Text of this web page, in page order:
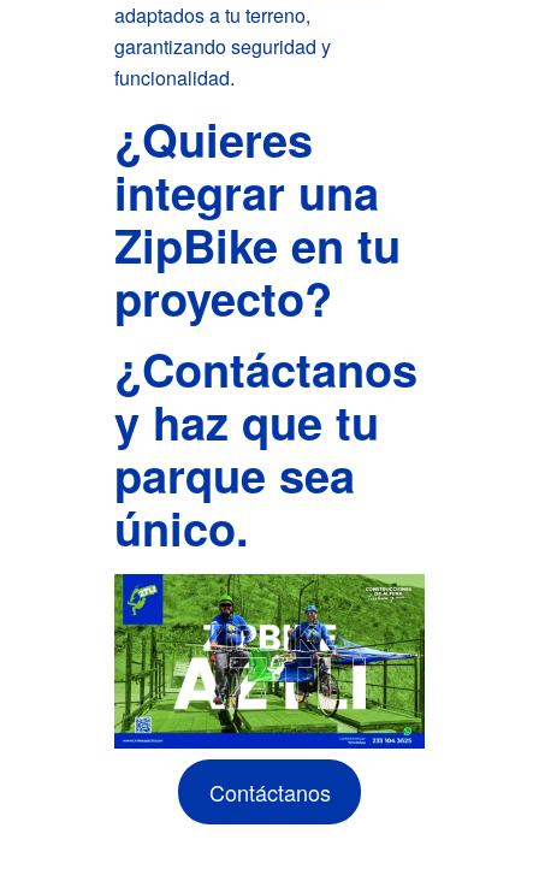
adaptados a tu terreno,
garantizando seguridad y
funcionalidad.
¿Quieres
integrar una
ZipBike en tu
proyecto?
¿Contáctanos
y haz que tu
parque sea
único.
Contáctanos